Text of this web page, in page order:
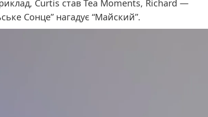
Curtis став Tea Moments, Richard —
Сонце” нагадує “Майский”.